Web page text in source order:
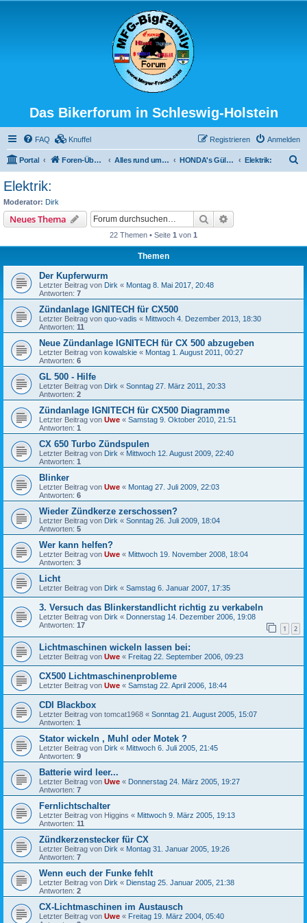
Das Bikerforum in Schleswig-Holstein
FAQ Knuffel Anmelden
Registrieren
Portal Foren-Übersicht Alles rund ums Bike HONDA's Güllepumpe (CX500, was sonst?) Elektrik:
Elektrik:
Moderator: Dirk
Neues Thema Suche
22 Themen • Seite 1 von 1
Themen
Der Kupferwurm
Letzter Beitrag von Dirk « Montag 8. Mai 2017, 20:48
Antworten: 7
Zündanlage IGNITECH für CX500
Letzter Beitrag von quo-vadis « Mittwoch 4. Dezember 2013, 18:30
Antworten: 11
Neue Zündanlage IGNITECH für CX 500 abzugeben
Letzter Beitrag von kowalskie « Montag 1. August 2011, 00:27
Antworten: 6
GL 500 - Hilfe
Letzter Beitrag von Dirk « Sonntag 27. März 2011, 20:33
Antworten: 2
Zündanlage IGNITECH für CX500 Diagramme
Letzter Beitrag von Uwe « Samstag 9. Oktober 2010, 21:51
Antworten: 1
CX 650 Turbo Zündspulen
Letzter Beitrag von Dirk « Mittwoch 12. August 2009, 22:40
Antworten: 1
Blinker
Letzter Beitrag von Uwe « Montag 27. Juli 2009, 22:03
Antworten: 6
Wieder Zündkerze zerschossen?
Letzter Beitrag von Dirk « Sonntag 26. Juli 2009, 18:04
Antworten: 5
Wer kann helfen?
Letzter Beitrag von Uwe « Mittwoch 19. November 2008, 18:04
Antworten: 3
Licht
Letzter Beitrag von Dirk « Samstag 6. Januar 2007, 17:35
3. Versuch das Blinkerstandlicht richtig zu verkabeln
Letzter Beitrag von Dirk « Donnerstag 14. Dezember 2006, 19:08
Antworten: 17 1 2
Lichtmaschinen wickeln lassen bei:
Letzter Beitrag von Uwe « Freitag 22. September 2006, 09:23
CX500 Lichtmaschinenprobleme
Letzter Beitrag von Uwe « Samstag 22. April 2006, 18:44
CDI Blackbox
Letzter Beitrag von tomcat1968 « Sonntag 21. August 2005, 15:07
Antworten: 1
Stator wickeln , Muhl oder Motek ?
Letzter Beitrag von Dirk « Mittwoch 6. Juli 2005, 21:45
Antworten: 9
Batterie wird leer...
Letzter Beitrag von Uwe « Donnerstag 24. März 2005, 19:27
Antworten: 7
Fernlichtschalter
Letzter Beitrag von Higgins « Mittwoch 9. März 2005, 19:13
Antworten: 11
Zündkerzenstecker für CX
Letzter Beitrag von Dirk « Montag 31. Januar 2005, 19:26
Antworten: 7
Wenn euch der Funke fehlt
Letzter Beitrag von Dirk « Dienstag 25. Januar 2005, 21:38
Antworten: 2
CX-Lichtmaschinen im Austausch
Letzter Beitrag von Uwe « Freitag 19. März 2004, 05:40